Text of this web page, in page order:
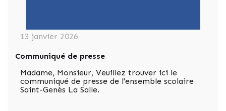
13 janvier 2026
Communiqué de presse
Madame, Monsieur, Veuillez trouver ici le
communiqué de presse de l'ensemble scolaire
Saint-Genès La Salle.